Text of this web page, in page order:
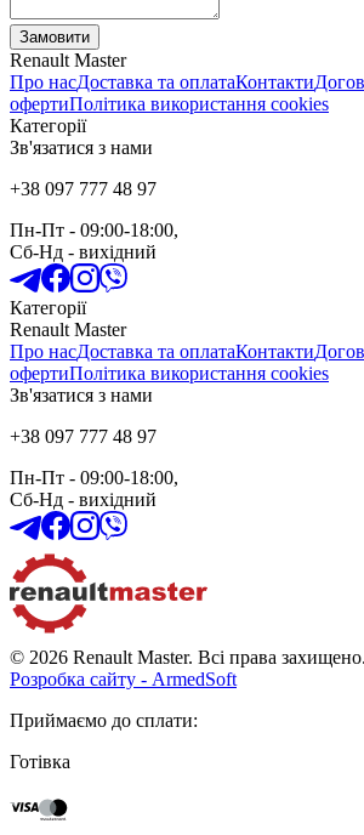
Замовити
Renault Master
Про насДоставка та оплатаКонтакти
офертиПолітика використання cookies
Категорії
Зв'язатися з нами
+38 097 777 48 97
Пн-Пт - 09:00-18:00,
Сб-Нд - вихідний
Категорії
Renault Master
Про насДоставка та оплатаКонтакти
офертиПолітика використання cookies
Зв'язатися з нами
+38 097 777 48 97
Пн-Пт - 09:00-18:00,
Сб-Нд - вихідний
© 2026 Renault Master. Всі права захищено.
Розробка сайту - ArmedSoft
Приймаємо до сплати:
Готівка